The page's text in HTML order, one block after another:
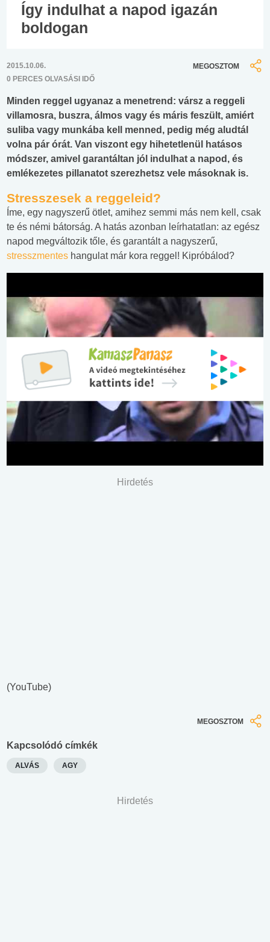
Így indulhat a napod igazán
boldogan
2015.10.06.
0 PERCES OLVASÁSI IDŐ
MEGOSZTOM
Minden reggel ugyanaz a menetrend: vársz a reggeli
villamosra, buszra, álmos vagy és máris feszült, amiért
suliba vagy munkába kell menned, pedig még aludtál
volna pár órát. Van viszont egy hihetetlenül hatásos
módszer, amivel garantáltan jól indulhat a napod, és
emlékezetes pillanatot szerezhetsz vele másoknak is.
Stresszesek a reggeleid?
Íme, egy nagyszerű ötlet, amihez semmi más nem kell, csak
te és némi bátorság. A hatás azonban leírhatatlan: az egész
napod megváltozik tőle, és garantált a nagyszerű,
stresszmentes hangulat már kora reggel! Kipróbálod?
Hirdetés
(YouTube)
MEGOSZTOM
Kapcsolódó címkék
ALVÁS AGY
Hirdetés